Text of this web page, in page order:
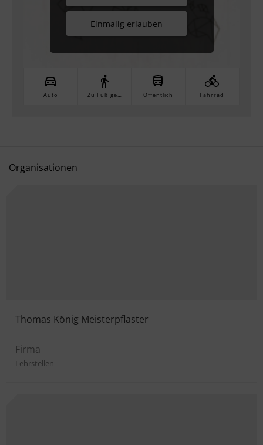
Einmalig erlauben
Auto Zu Fuß gehen Öffentlich Fahrrad
Organisationen
Thomas König Meisterpflaster
Firma
Lehrstellen